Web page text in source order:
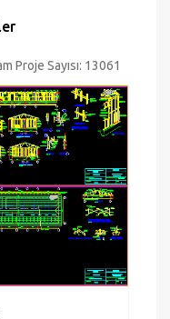
Proje Sayısı: 13061